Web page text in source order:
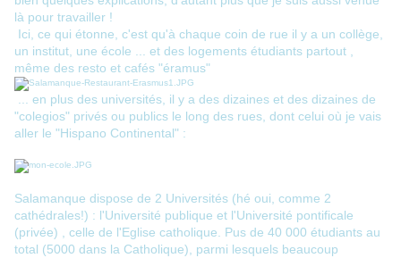
là pour travailler !
Ici, ce qui étonne, c'est qu'à chaque coin de rue il y a un collège,
un institut, une école ... et des logements étudiants partout ,
même des resto et cafés "éramus"
... en plus des universités, il y a des dizaines et des dizaines de
"colegios" privés ou publics le long des rues, dont celui où je vais
aller le "Hispano Continental" :
Salamanque dispose de 2 Universités (hé oui, comme 2
cathédrales!) : l'Université publique et l'Université pontificale
(privée) , celle de l'Eglise catholique. Pus de 40 000 étudiants au
total (5000 dans la Catholique), parmi lesquels beaucoup